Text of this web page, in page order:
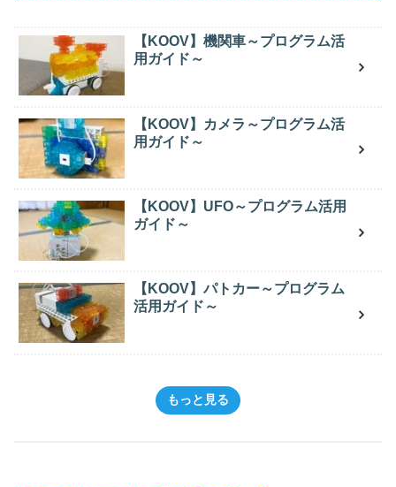
【KOOV】機関車～プログラム活
用ガイド～
【KOOV】カメラ～プログラム活
用ガイド～
【KOOV】UFO～プログラム活用
ガイド～
【KOOV】パトカー～プログラム
活用ガイド～
もっと見る